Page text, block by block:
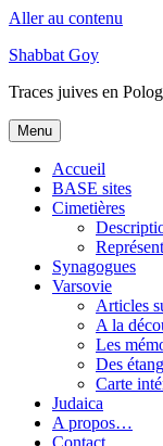
Aller au contenu
Shabbat Goy
Traces juives en
Menu
Accueil
BASE sites
Cimetières
Synagogues
Varsovie
Articles
A la
Les
Des
Carte
Judaica
A propos…
Contact